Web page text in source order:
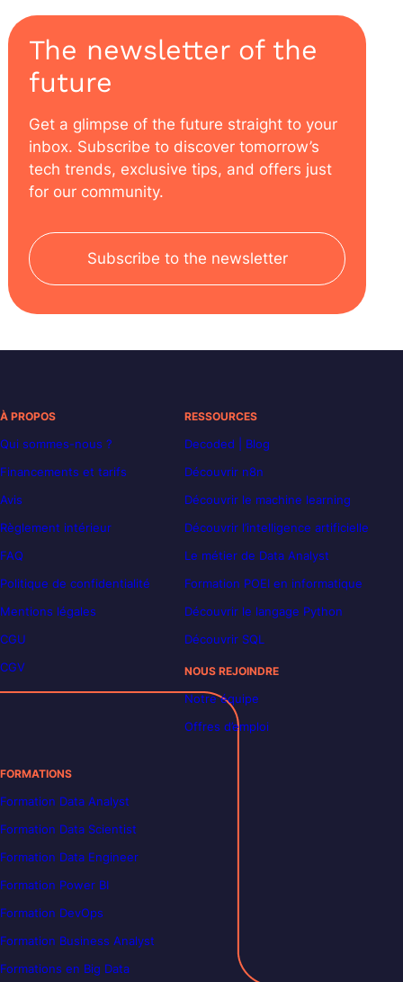
The newsletter of the
future
Get a glimpse of the future straight to your
inbox. Subscribe to discover tomorrow’s
tech trends, exclusive tips, and offers just
for our community.
Subscribe to the newsletter
À PROPOS
Qui sommes-nous ?
Financements et tarifs
Avis
Règlement intérieur
FAQ
Politique de confidentialité
Mentions légales
CGU
CGV
RESSOURCES
Decoded | Blog
Découvrir n8n
Découvrir le machine learning
Découvrir l’intelligence artificielle
Le métier de Data Analyst
Formation POEI en informatique
Découvrir le langage Python
Découvrir SQL
NOUS REJOINDRE
Notre équipe
Offres d’emploi
FORMATIONS
Formation Data Analyst
Formation Data Scientist
Formation Data Engineer
Formation Power BI
Formation DevOps
Formation Business Analyst
Formations en Big Data